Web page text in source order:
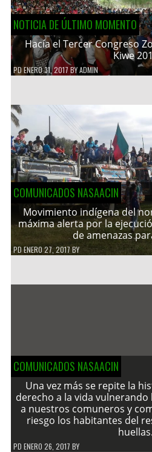
NOTICIA DE ÚLTIMO MOMENTO
Hacía el Tercer Congreso
Kiwe
PDENERO 31, 2017 BYADMIN
COMUNICADOS NASAACIN
Movimiento indígena del
máxima alerta por la
de amenazas
PDENERO 27, 2017 BY
COMUNICADOS NASAACIN
Una vez más se repite la
derecho a la vida
a nuestros comuneros y
riesgo los habitantes del
huellas.
PD ENERO 26, 2017 BY